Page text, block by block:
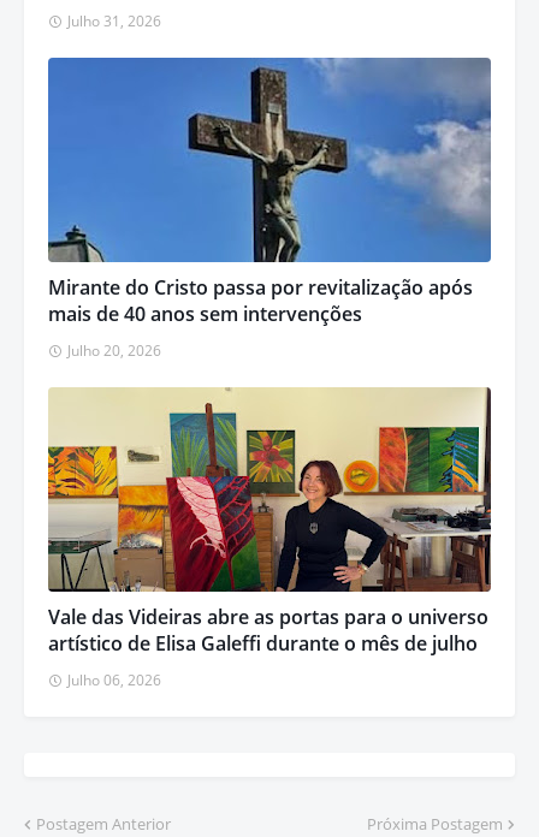
Julho 31, 2026
Mirante do Cristo passa por revitalização após
mais de 40 anos sem intervenções
Julho 20, 2026
Vale das Videiras abre as portas para o universo
artístico de Elisa Galeffi durante o mês de julho
Julho 06, 2026
Postagem Anterior Próxima Postagem